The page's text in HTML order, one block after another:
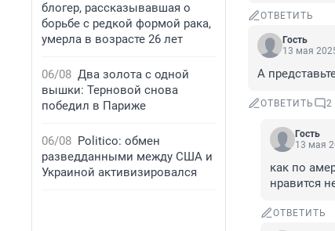
блогер, рассказывавшая о
борьбе с редкой формой рака,
умерла в возрасте 26 лет
06/08 Два золота с одной
вышки: Терновой снова
победил в Париже
06/08 Politico: обмен
разведданными между США и
Украиной активизировался
ОТВЕТИТЬ
Гость
13 мая
А
ОТВЕТИТЬ 2
Гость
13 мая
как по
нравится
ОТВЕТИТЬ